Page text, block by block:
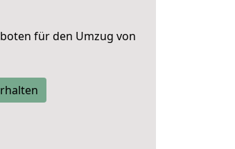
für den Umzug von